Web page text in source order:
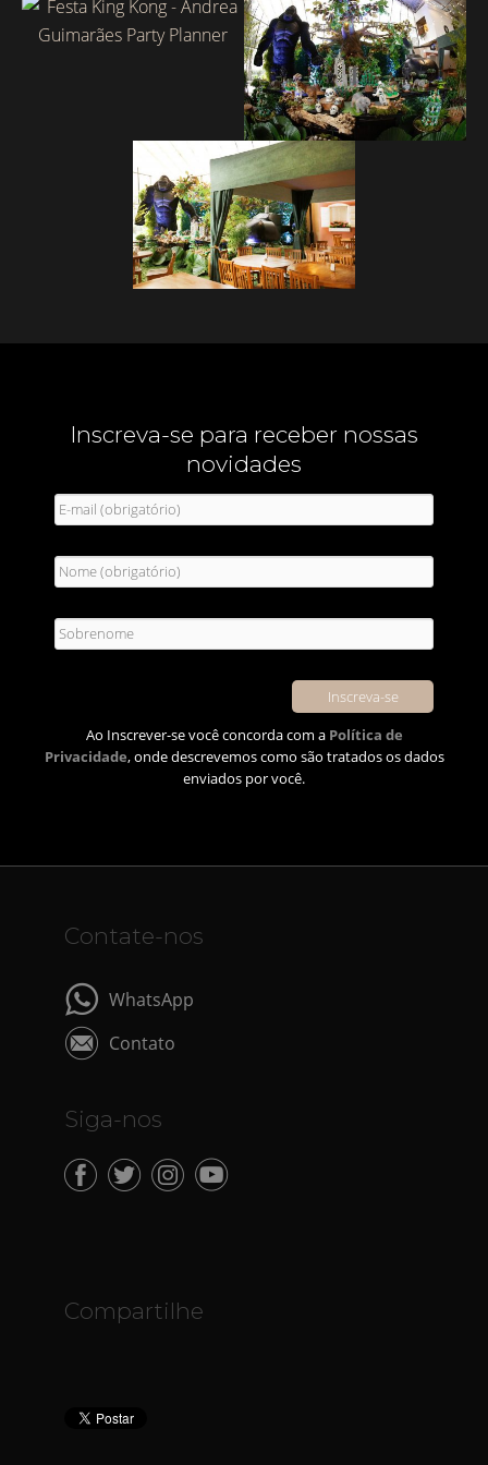
Inscreva-se para receber nossas
novidades
Ao Inscrever-se você concorda com a Política de
Privacidade, onde descrevemos como são tratados os dados
enviados por você.
Contate-nos
WhatsApp
Contato
Siga-nos
Compartilhe